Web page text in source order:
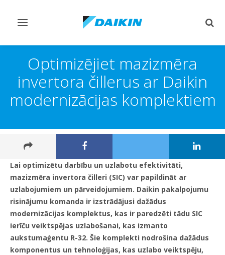
Pārslēgt
Optimizējiet mazizmēra
invertora čillerus ar Daikin
modernizācijas komplektiem
Lai optimizētu darbību un uzlabotu efektivitāti,
mazizmēra invertora čilleri (SIC) var papildināt ar
uzlabojumiem un pārveidojumiem. Daikin pakalpojumu
risinājumu komanda ir izstrādājusi dažādus
modernizācijas komplektus, kas ir paredzēti tādu SIC
ierīču veiktspējas uzlabošanai, kas izmanto
aukstumaģentu R-32. Šie komplekti nodrošina dažādus
komponentus un tehnoloģijas, kas uzlabo veiktspēju,